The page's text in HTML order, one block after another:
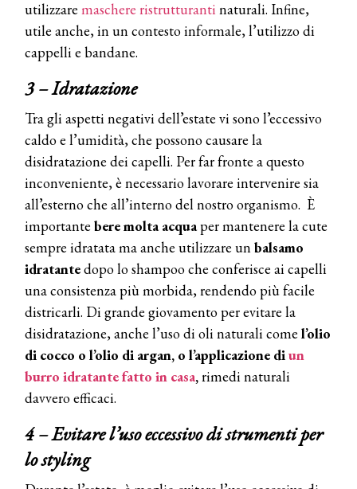
utilizzare maschere ristrutturanti naturali. Infine,
utile anche, in un contesto informale, l’utilizzo di
cappelli e bandane.
3 – Idratazione
Tra gli aspetti negativi dell’estate vi sono l’eccessivo
caldo e l’umidità, che possono causare la
disidratazione dei capelli. Per far fronte a questo
inconveniente, è necessario lavorare intervenire sia
all’esterno che all’interno del nostro organismo. È
importante bere molta acquaper mantenere la cute
sempre idratata ma anche utilizzare unbalsamo
idratantedopo lo shampoo che conferisce ai capelli
una consistenza più morbida, rendendo più facile
districarli. Di grande giovamento per evitare la
disidratazione, anche l’uso di oli naturali come l’olio
di cocco o l’olio di argan, o l’applicazione diun
burro idratante fatto in casa,rimedi naturali
davvero efficaci.
4 – Evitare l’uso eccessivo di strumenti per
lo styling